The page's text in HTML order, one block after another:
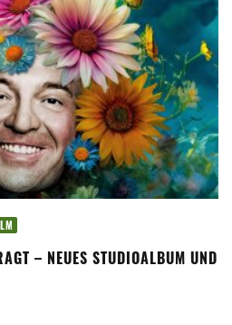
– NEUES STUDIOALBUM UND